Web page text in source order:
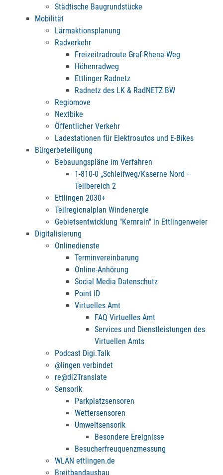
Städtische Baugrundstücke
Mobilität
Lärmaktionsplanung
Radverkehr
Freizeitradroute Graf-Rhena-Weg
Höhenradweg
Ettlinger Radnetz
Radnetz des LK & RadNETZ BW
Regiomove
Nextbike
Öffentlicher Verkehr
Ladestationen für Elektroautos und E-Bikes
Bürgerbeteiligung
Bebauungspläne im Verfahren
1-810-0 „Schleifweg/Kaserne Nord –
Teilbereich 2
Ettlingen 2030+
Teilregionalplan Windenergie
Gebietsentwicklung "Kernrain" in Ettlingenweier
Digitalisierung
Onlinedienste
Terminvereinbarung
Online-Anhörung
Social Media Datenschutz
Point ID
Virtuelles Amt
FAQ Virtuelles Amt
Services und Dienstleistungen des
Virtuellen Amts
Podcast Digi.Talk
@lingen verbindet
re@di2Translate
Sensorik
Parkplatzsensoren
Wettersensoren
Umweltsensorik
Besondere Ereignisse
Besucherfreuquenzmessung
WLAN ettlingen.de
Breitbandausbau